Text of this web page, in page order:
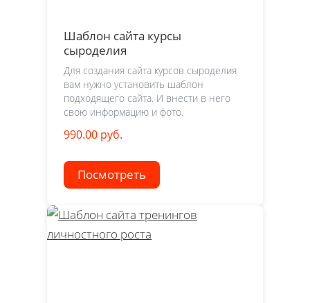
Шаблон сайта курсы
сыроделия
Для создания сайта курсов сыроделия
вам нужно установить шаблон
подходящего сайта. И внести в него
свою информацию и фото.
990.00 руб.
Посмотреть